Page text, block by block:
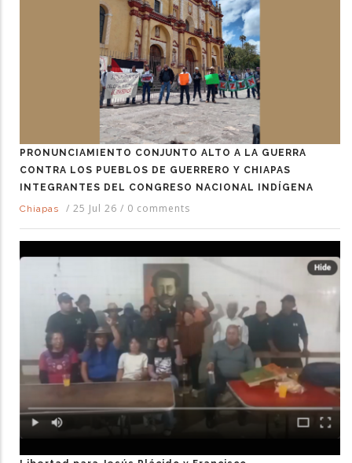
PRONUNCIAMIENTO CONJUNTO ALTO A LA GUERRA
CONTRA LOS PUEBLOS DE GUERRERO Y CHIAPAS
INTEGRANTES DEL CONGRESO NACIONAL INDÍGENA
Chiapas
/ 25 Jul 26 / 0 comments